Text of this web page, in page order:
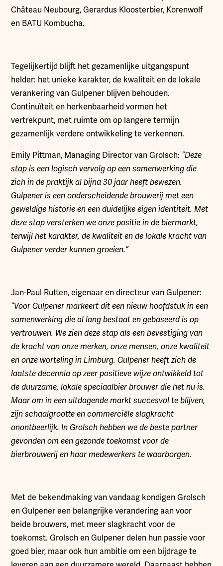
Château Neubourg, Gerardus Kloosterbier, Korenwolf
en BATU Kombucha.
Tegelijkertijd blijft het gezamenlijke uitgangspunt
helder: het unieke karakter, de kwaliteit en de lokale
verankering van Gulpener blijven behouden.
Continuïteit en herkenbaarheid vormen het
vertrekpunt, met ruimte om op langere termijn
gezamenlijk verdere ontwikkeling te verkennen.
Emily Pittman, Managing Director van Grolsch: “Deze
stap is een logisch vervolg op een samenwerking die
zich in de praktijk al bijna 30 jaar heeft bewezen.
Gulpener is een onderscheidende brouwerij met een
geweldige historie en een duidelijke eigen identiteit. Met
deze stap versterken we onze positie in de biermarkt,
terwijl het karakter, de kwaliteit en de lokale kracht van
Gulpener verder kunnen groeien.”
Jan-Paul Rutten, eigenaar en directeur van Gulpener:
“Voor Gulpener markeert dit een nieuw hoofdstuk in een
samenwerking die al lang bestaat en gebaseerd is op
vertrouwen. We zien deze stap als een bevestiging van
de kracht van onze merken, onze mensen, onze kwaliteit
en onze worteling in Limburg. Gulpener heeft zich de
laatste decennia op zeer positieve wijze ontwikkeld tot
de duurzame, lokale speciaalbier brouwer die het nu is.
Maar om in een uitdagende markt succesvol te blijven,
zijn schaalgrootte en commerciële slagkracht
onontbeerlijk. In Grolsch hebben we de beste partner
gevonden om een gezonde toekomst voor de
bierbrouwerij en haar medewerkers te waarborgen.
Met de bekendmaking van vandaag kondigen Grolsch
en Gulpener een belangrijke verandering aan voor
beide brouwers, met meer slagkracht voor de
toekomst. Grolsch en Gulpener delen hun passie voor
goed bier, maar ook hun ambitie om een bijdrage te